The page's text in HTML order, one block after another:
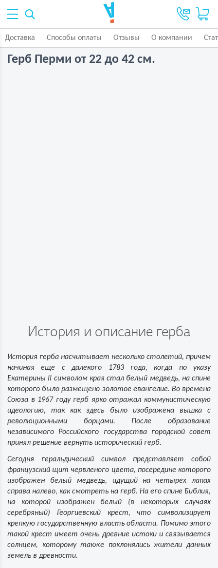
Доставка Способы оплаты Отзывы О компании
Герб Перми от 22 до 42 см.
История и описание герба
История герба насчитывает несколько столетий, причем
начиная еще с далекого 1783 года, когда по указу
Екатерины II символом края стал белый медведь, на спине
которого было размещено золотое евангелие. Во времена
Союза в 1967 году герб ярко отражал коммунистическую
идеологию, так как здесь было изображена вышка с
революционными борцами. После образование
независимого Российского государства городской совет
принял решение вернуть исторический герб.
Сегодня геральдический символ представляет собой
французский щит червленого цвета, посередине которого
изображен белый медведь, идущий на четырех лапах
справа налево, как смотреть на герб. На его спине Библия,
на которой изображен белый (в некоторых случаях
серебряный) Георгиевский крест, что символизирует
крепкую государственную власть области. Помимо этого
такой крест имеет очень древние истоки и связывается
солнцем, которому также поклонялись жители данных
земель в древности.